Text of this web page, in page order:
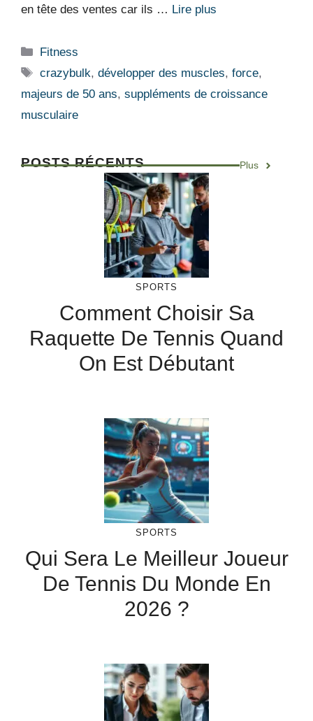
en tête des ventes car ils … Lire plus
Catégories
Fitness
Étiquettes
crazybulk,développer des muscles,force,
majeurs de 50 ans, suppléments de croissance
musculaire
POSTS RÉCENTS Plus
SPORTS
Comment Choisir Sa
Raquette De Tennis Quand
On Est Débutant
SPORTS
Qui Sera Le Meilleur Joueur
De Tennis Du Monde En
2026 ?